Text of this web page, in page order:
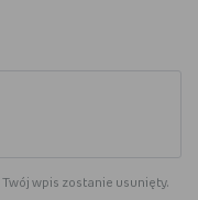
Twój wpis zostanie usunięty.